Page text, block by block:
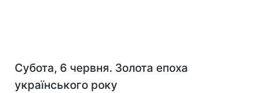
Субота, 6 червня. Золота епоха
українського року